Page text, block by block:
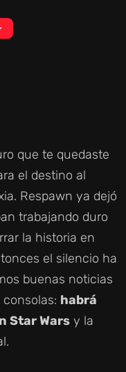
que te quedaste
el destino al
Respawn ya dejó
trabajando duro
la historia en
el silencio ha
buenas noticias
habrá
Star Wars y la